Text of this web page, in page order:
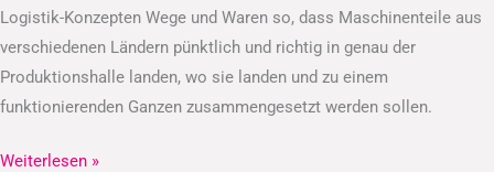
Logistik-Konzepten Wege und Waren so, dass Maschinenteile aus
verschiedenen Ländern pünktlich und richtig in genau der
Produktionshalle landen, wo sie landen und zu einem
funktionierenden Ganzen zusammengesetzt werden sollen.
Weiterlesen »